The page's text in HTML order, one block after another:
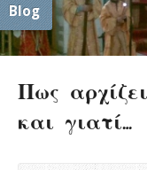
Blog
Πως
και γιατί…